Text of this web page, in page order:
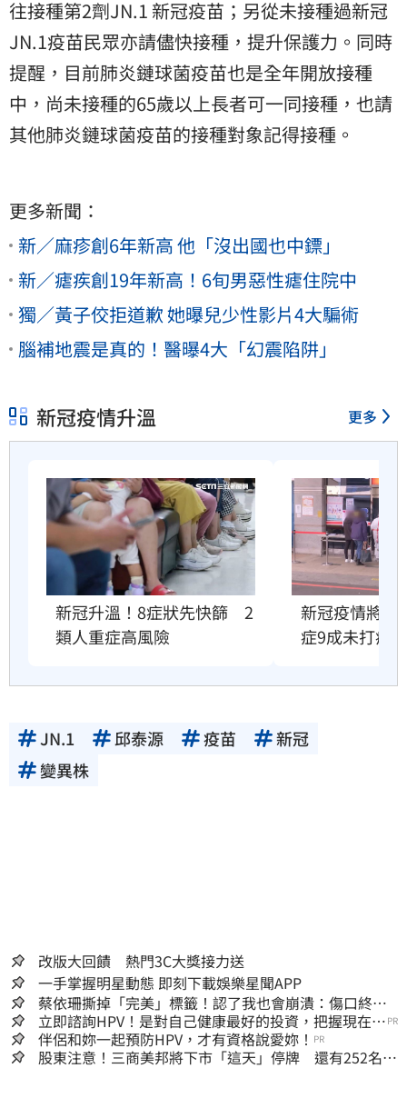
往接種第2劑JN.1 新冠疫苗；另從未接種過新冠
JN.1疫苗民眾亦請儘快接種，提升保護力。同時
提醒，目前肺炎鏈球菌疫苗也是全年開放接種
中，尚未接種的65歲以上長者可一同接種，也請
其他肺炎鏈球菌疫苗的接種對象記得接種。
更多新聞：
新／麻疹創6年新高 他「沒出國也中鏢」
新／瘧疾創19年新高！6旬男惡性瘧住院中
獨／黃子佼拒道歉 她曝兒少性影片4大騙術
腦補地震是真的！醫曝4大「幻震陷阱」
新冠疫情升溫 更多
新冠升溫！8症狀先快篩　2
類人重症高風險
新冠疫情將衝
症9成未打疫苗
JN.1 邱泰源 疫苗
新冠
變異株
改版大回饋 熱門3C大獎接力送
一手掌握明星動態 即刻下載娛樂星聞APP
蔡依珊撕掉「完美」標籤！認了我也會崩潰：傷口終究
會癒合
立即諮詢HPV！是對自己健康最好的投資，把握現在不
嫌晚！
PR
伴侶和妳一起預防HPV，才有資格說愛妳！ PR
股東注意！三商美邦將下市「這天」停牌 還有252名千